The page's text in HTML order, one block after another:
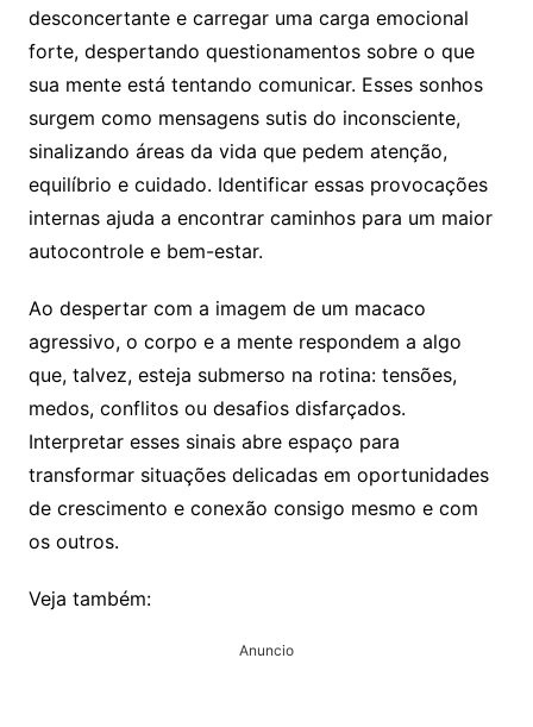
desconcertante e carregar uma carga emocional
forte, despertando questionamentos sobre o que
sua mente está tentando comunicar. Esses sonhos
surgem como mensagens sutis do inconsciente,
sinalizando áreas da vida que pedem atenção,
equilíbrio e cuidado. Identificar essas provocações
internas ajuda a encontrar caminhos para um maior
autocontrole e bem-estar.
Ao despertar com a imagem de um macaco
agressivo, o corpo e a mente respondem a algo
que, talvez, esteja submerso na rotina: tensões,
medos, conflitos ou desafios disfarçados.
Interpretar esses sinais abre espaço para
transformar situações delicadas em oportunidades
de crescimento e conexão consigo mesmo e com
os outros.
Veja também:
Anuncio